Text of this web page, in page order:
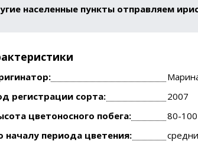
населенные пункты отправляем
регистрации сорта:
2007
цветоносного побега:
80-
началу периода цветения: